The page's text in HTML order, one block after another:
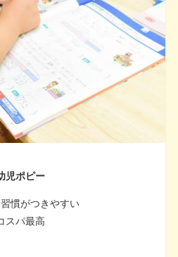
児ポピー
慣がつきやすい
スパ最高